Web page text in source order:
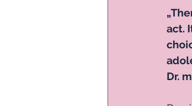
act.
Dr.